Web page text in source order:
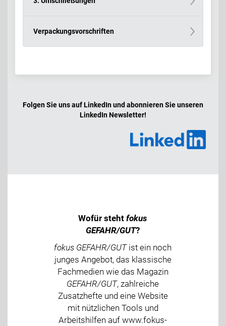
Verpackungsvorschriften
Folgen Sie uns auf LinkedIn und abonnieren Sie unseren
LinkedIn Newsletter!
Wofür stehtfokus
GEFAHR/GUT?
fokus GEFAHR/GUTist ein noch
junges Angebot, das klassische
Fachmedien wie das Magazin
GEFAHR/GUT, zahlreiche
Zusatzhefte und eine Website
mit nützlichen Tools und
Arbeitshilfen auf www.fokus-